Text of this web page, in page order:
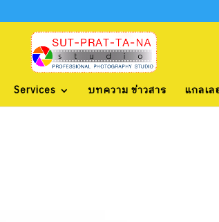
Services บทความ ข่าวสาร แกลเล